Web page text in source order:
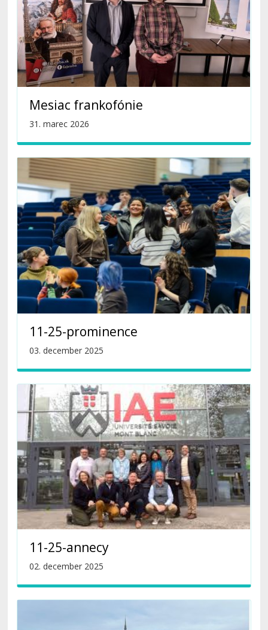
Mesiac frankofónie
31. marec 2026
11-25-prominence
03. december 2025
11-25-annecy
02. december 2025